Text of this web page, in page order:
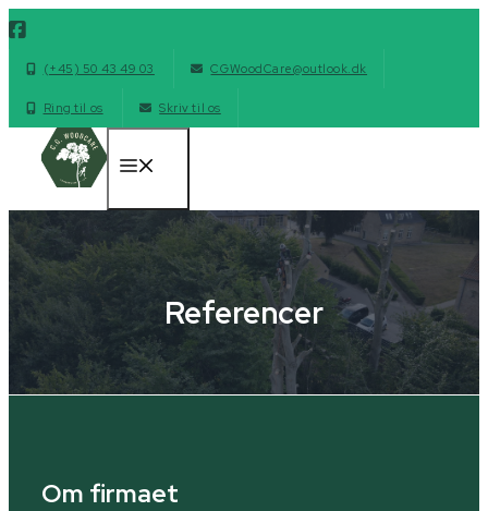
Hop
til
indhold(+45) 50 43 49 03 CGWoodCare@outlook.dk
Ring til os Skriv til os
Referencer
Om firmaet